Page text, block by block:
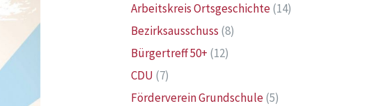
Arbeitskreis Ortsgeschichte(14)
Bezirksausschuss (8)
Bürgertreff 50+ (12)
CDU (7)
Förderverein Grundschule(5)